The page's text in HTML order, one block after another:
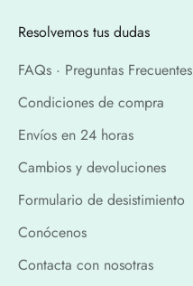
Resolvemos tus dudas
FAQs · Preguntas Frecuentes
Condiciones de compra
Envíos en 24 horas
Cambios y devoluciones
Formulario de desistimiento
Conócenos
Contacta con nosotras